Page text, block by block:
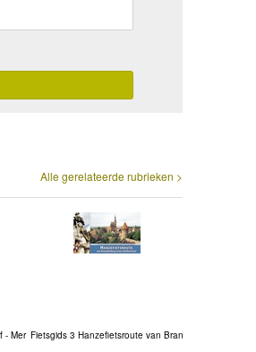
Alle gerelateerde rubrieken >
- Mer Fietsgids 3 Hanzefietsroute van Bran